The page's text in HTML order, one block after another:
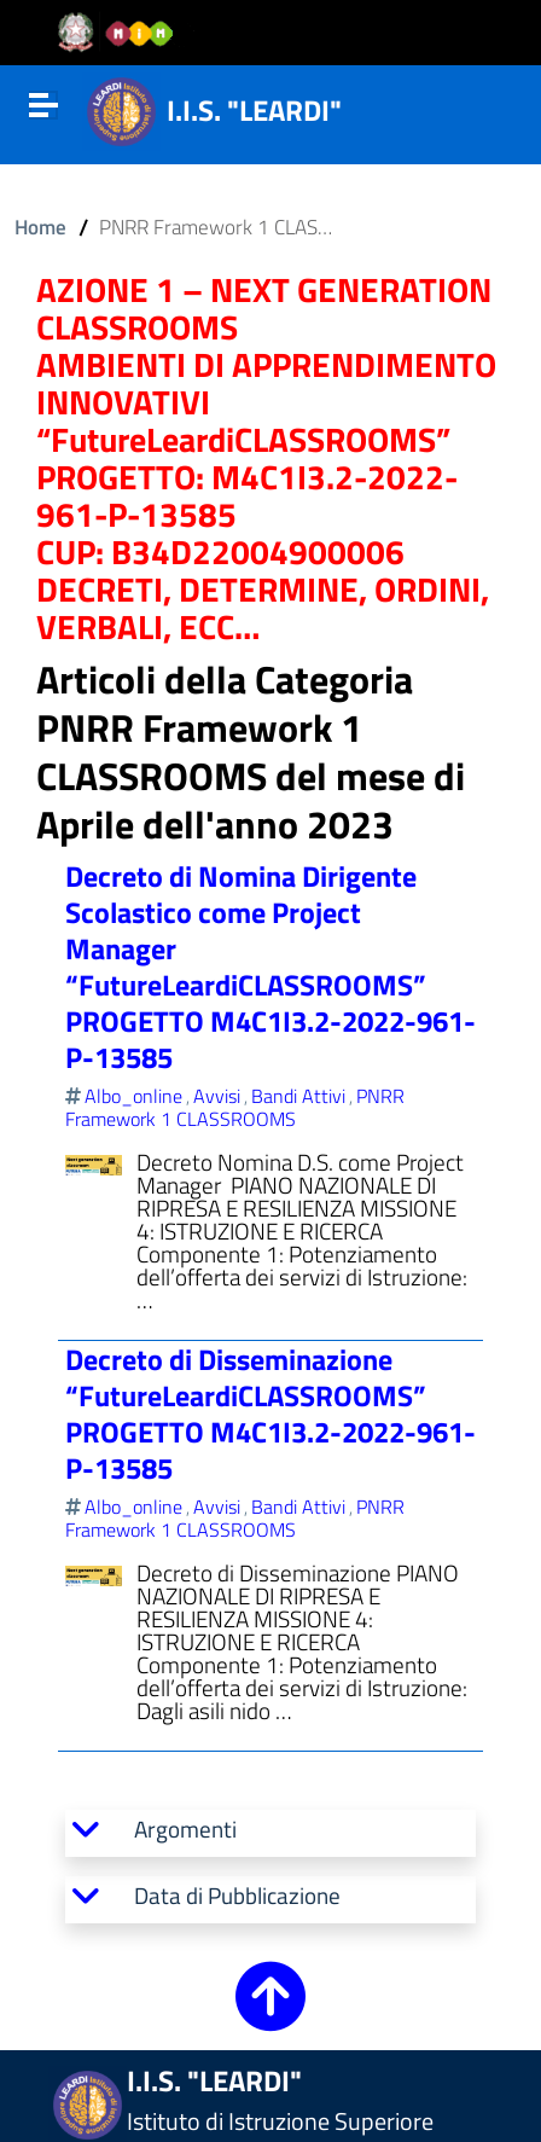
Vai al contenuto
Vail al menu di navigazione
Vai al footer
Attiva disattiva la navigazione
del sito
I.I.S. "LEARDI"
Home / PNRR Framework 1 CLASSROOMS
AZIONE 1 – NEXT GENERATION
CLASSROOMS
AMBIENTI DI APPRENDIMENTO
INNOVATIVI
“FutureLeardiCLASSROOMS”
PROGETTO: M4C1I3.2-2022-
961-P-13585
CUP: B34D22004900006
DECRETI, DETERMINE, ORDINI,
VERBALI, ECC…
Articoli della Categoria
PNRR Framework 1
CLASSROOMS del mese di
Aprile dell'anno 2023
Decreto di Nomina Dirigente
Scolastico come Project
Manager
“FutureLeardiCLASSROOMS”
PROGETTO M4C1I3.2-2022-961-
P-13585
Albo_online,Avvisi, Bandi Attivi, PNRR
Framework 1 CLASSROOMS
Decreto Nomina D.S. come Project
Manager PIANO NAZIONALE DI
RIPRESA E RESILIENZA MISSIONE
4: ISTRUZIONE E RICERCA
Componente 1: Potenziamento
dell’offerta dei servizi di Istruzione:
…
Decreto di Disseminazione
“FutureLeardiCLASSROOMS”
PROGETTO M4C1I3.2-2022-961-
P-13585
Albo_online,Avvisi, Bandi Attivi, PNRR
Framework 1 CLASSROOMS
Decreto di Disseminazione PIANO
NAZIONALE DI RIPRESA E
RESILIENZA MISSIONE 4:
ISTRUZIONE E RICERCA
Componente 1: Potenziamento
dell’offerta dei servizi di Istruzione:
Dagli asili nido …
Argomenti
Data di Pubblicazione
I.I.S. "LEARDI"
Istituto di Istruzione Superiore